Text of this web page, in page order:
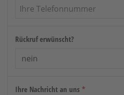
Rückruf erwünscht?
Ihre Nachricht an uns *